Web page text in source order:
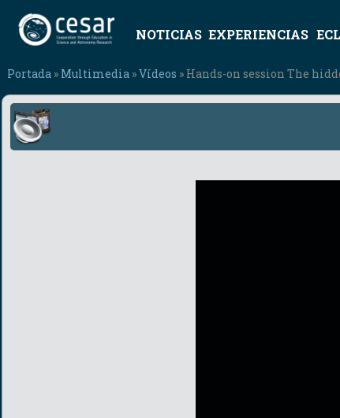
NOTICIAS EXPERIENCIAS
Portada » Multimedia »Vídeos » Hands-on session The